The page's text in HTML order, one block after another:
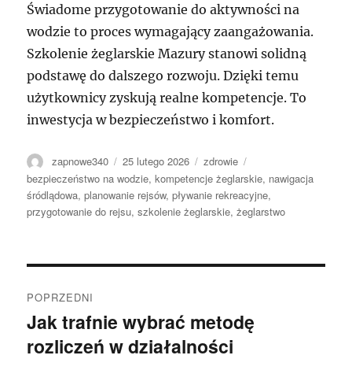
Świadome przygotowanie do aktywności na
wodzie to proces wymagający zaangażowania.
Szkolenie żeglarskie Mazury stanowi solidną
podstawę do dalszego rozwoju. Dzięki temu
użytkownicy zyskują realne kompetencje. To
inwestycja w bezpieczeństwo i komfort.
Autor
zapnowe340
Data
publikacji
25 lutego 2026 Kategorie
zdrowie
bezpieczeństwo na wodzie,kompetencje żeglarskie, nawigacja
śródlądowa,planowanie rejsów,pływanie rekreacyjne,
przygotowanie do rejsu,szkolenie żeglarskie,żeglarstwo
wpisu
POPRZEDNI
Poprzedni
wpis:
Jak trafnie wybrać metodę
rozliczeń w działalności